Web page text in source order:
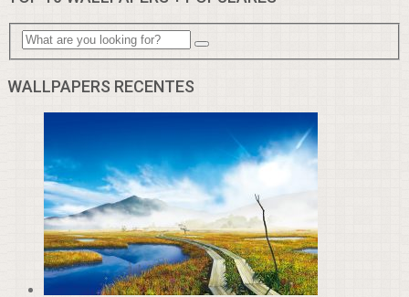
WALLPAPERS RECENTES